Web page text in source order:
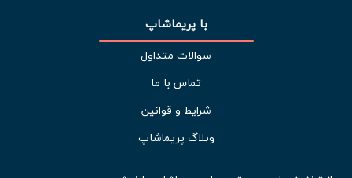
با پریماشاپ
سوالات متداول
تماس با ما
شرایط و قوانین
وبلاگ پریماشاپ